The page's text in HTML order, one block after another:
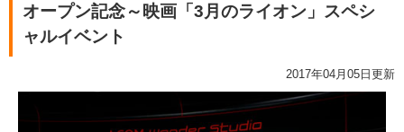
お困りごと解決・よくあるご質問
オープン記念～映画「3月のライオン」スペシ
ャルイベント
2017年04月05日更新